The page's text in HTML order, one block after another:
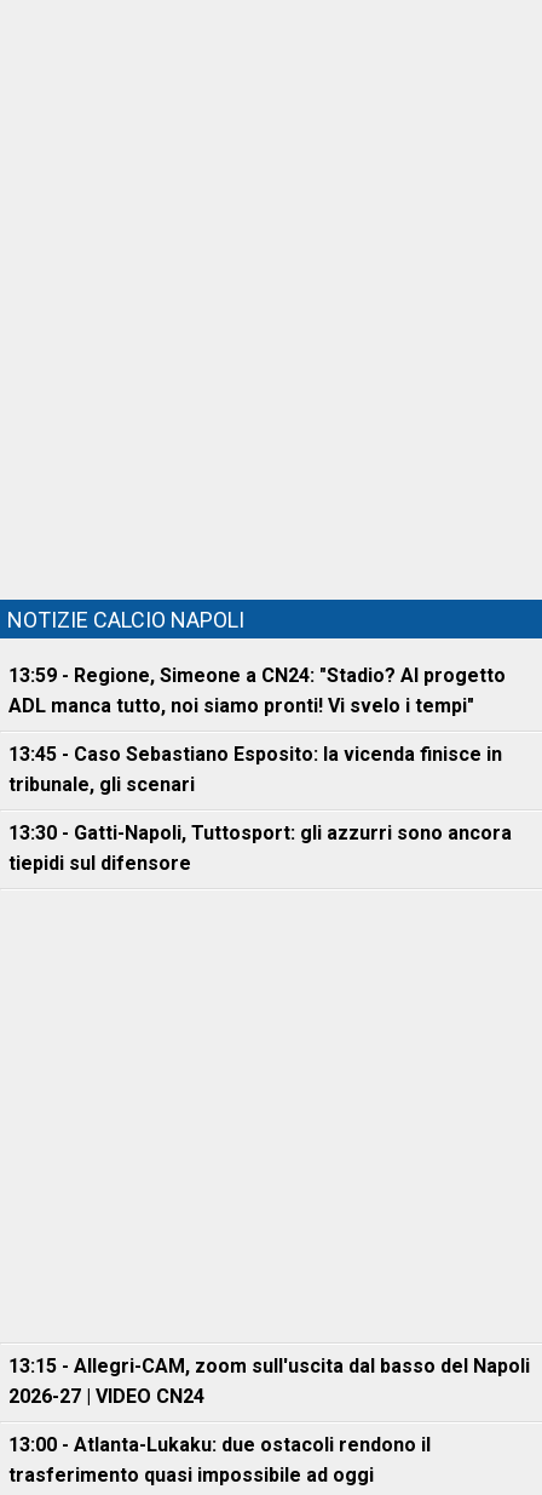
NOTIZIE CALCIO NAPOLI
13:59 - Regione, Simeone a CN24: "Stadio? Al progetto
ADL manca tutto, noi siamo pronti! Vi svelo i tempi"
13:45 - Caso Sebastiano Esposito: la vicenda finisce in
tribunale, gli scenari
13:30 - Gatti-Napoli, Tuttosport: gli azzurri sono ancora
tiepidi sul difensore
13:15 - Allegri-CAM, zoom sull'uscita dal basso del Napoli
2026-27 | VIDEO CN24
13:00 - Atlanta-Lukaku: due ostacoli rendono il
trasferimento quasi impossibile ad oggi